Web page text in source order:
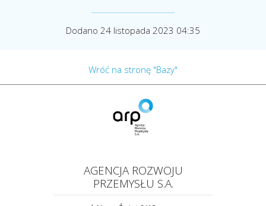
Dodano 24 listopada 2023 04:35
Wróć na stronę "Bazy"
AGENCJA ROZWOJU
PRZEMYSŁU S.A.